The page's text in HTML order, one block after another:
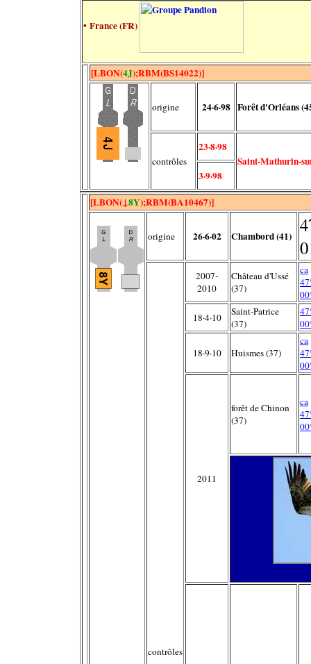
• France (FR)
[LBON(4J);RBM(BS14022)]
origine 24·6·98 Forêt d'Orléans
contrôles
23·8·98
Saint-Mathurin-
3·9·98
[LBON(↓8Y);RBM(BA10467)]
origine 26·6·02 Chambord (41)
contrôles
2007-
2010
Château d'Ussé
(37)
ca
18·4·10
Saint-Patrice
(37)
18·9·10 Huismes (37)
ca
2011
forêt de Chinon
(37)
ca